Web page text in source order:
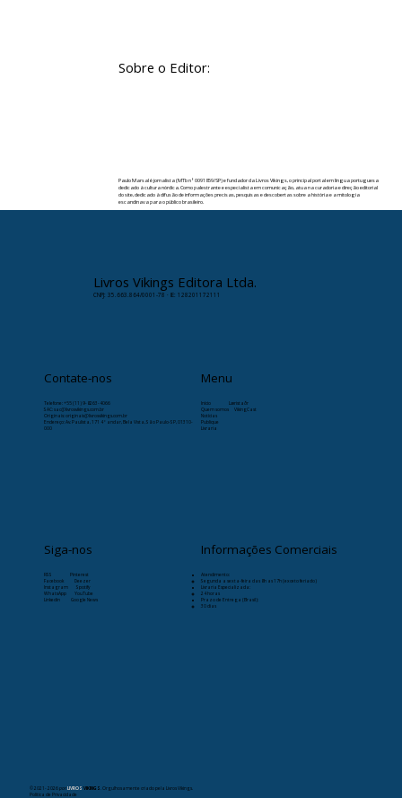
Sobre o Editor:
Paulo Marsal é jornalista (MTb nº 0091859/SP) e fundador da Livros Vikings, o principal portal em língua portuguesa
dedicado à cultura nórdica. Como palestrante e especialista em comunicação, atua na curadoria e direção editorial
do site, dedicado à difusão de informações precisas, pesquisas e descobertas sobre a história e a mitologia
escandinava para o público brasileiro.
Livros Vikings Editora Ltda.
CNPJ: 35.663.864/0001-78 · IE: 128201172111
Contate-nos
Telefone:+55 (11) 9-8263-4066
SAC: sac@livrosvikings.com.br
Originais: originais@livrosvikings.com.br
Endereço: Av. Paulista, 171 4º andar, Bela Vista, São Paulo-SP, 01310-
000
Menu
Início
Læristaðr
Quem somos
VikingCast
Notícias
Publique
Livraria
Siga-nos
RSS
Pinterest
Facebook
Deezer
Instagram
Spotify
WhatsApp
YouTube
Linkedin
Google News
Informações Comerciais
Atendimento:
Segunda a sexta-feira das 8h as 17h (exceto feriado)
Livraria Especializada:
24 horas
Prazo de Entrega (Brasil):
30 dias
© 2021- 2026por LIVROSVIKINGS . Orgulhosamente criado pela Livros Vikings.
Política de Privacidade